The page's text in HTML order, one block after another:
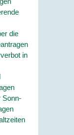
die
in
Sonn-